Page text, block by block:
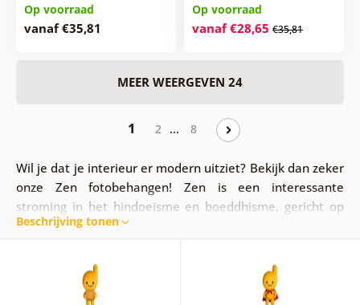
Op voorraad
vanaf €35,81
Op voorraad
vanaf €28,65 €35,81
MEER WEERGEVEN 24
1 2 … 8
Wil je dat je interieur er modern uitziet? Bekijk dan zeker
onze Zen fotobehangen! Zen is een interessante
stroming in het hindoeïsme en boeddhisme, gericht op
meditatie. Vliesbehang Zen brengt een rustige en
perfect voor je badkamer!
Het streelt je ziel, lichaam
Zen behang wordt geassocieerd met
Beschrijving tonen